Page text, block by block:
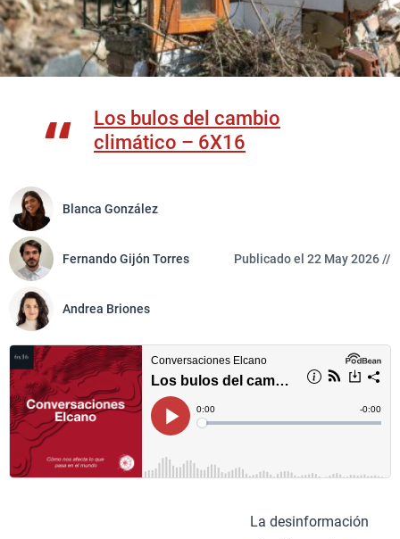
Los bulos del cambio
climático – 6X16
Blanca González
Fernando Gijón Torres
Andrea Briones
Publicado el 22 May 2026 //
La desinformación